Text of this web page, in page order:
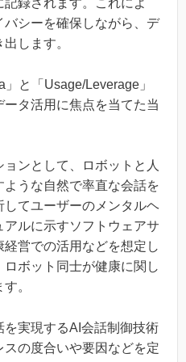
録されます。これによ
バシーを確保しながら、デ
します。
と「Usage/Leverage」
タ活用に焦点を当てた当
ンとして、ロボットと人
うな自然で率直な会話を
てユーザーのメンタルヘ
ルに示すソフトウェアサ
営での活用などを想定し
ボット同士が健康に関し
。
を実現するAI会話制御技術
の度合いや要因などを定